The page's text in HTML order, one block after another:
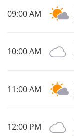
09:00 AM
10:00 AM
11:00 AM
12:00 PM